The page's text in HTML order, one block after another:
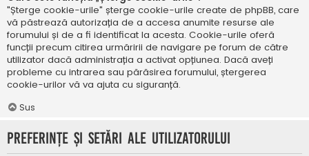
"Șterge cookie-urile" șterge cookie-urile create de phpBB, care
vă păstrează autorizația de a accesa anumite resurse ale
forumului și de a fi identificat la acesta. Cookie-urile oferă
funcții precum citirea urmăririi de navigare pe forum de către
utilizator dacă administrația a activat opțiunea. Dacă aveți
probleme cu intrarea sau părăsirea forumului, ștergerea
cookie-urilor vă va ajuta cu siguranță.
Sus
Preferințe și setări ale utilizatorului